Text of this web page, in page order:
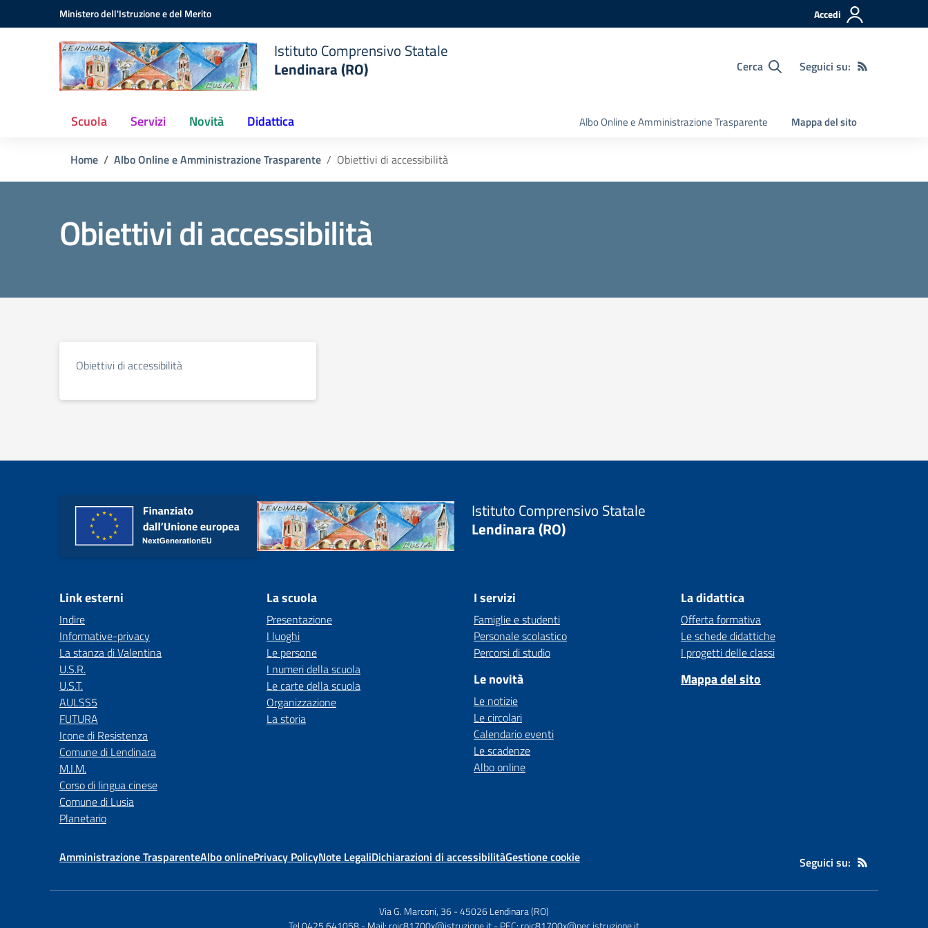
Vai ai contenuti
Vai al menu di navigazioneMinistero dell'Istruzione e del Merito Accedi
Comprensivo
Lendinara
Istituto Comprensivo Statale
Lendinara (RO)
Cerca Seguici su:
Scuola Servizi Novità Didattica Albo Online e Amministrazione Trasparente Mappa del sito
Home Albo Online e Amministrazione Trasparente Obiettivi di accessibilità
Obiettivi di accessibilità
Obiettivi di accessibilità
Istituto Comprensivo Statale
Lendinara (RO)
Link esterni
Indire
Informative-privacy
La stanza di Valentina
U.S.R.
U.S.T.
AULSS5
FUTURA
Icone di Resistenza
Comune di Lendinara
M.I.M.
Corso di lingua cinese
Comune di Lusia
Planetario
La scuola
Presentazione
I luoghi
Le persone
I numeri della scuola
Le carte della scuola
Organizzazione
La storia
I servizi
Famiglie e studenti
Personale scolastico
Percorsi di studio
Le novità
Le notizie
Le circolari
Calendario eventi
Le scadenze
Albo online
La didattica
Offerta formativa
Le schede didattiche
I progetti delle classi
Mappa del sito
Amministrazione TrasparenteAlbo onlinePrivacy PolicyNote LegaliDichiarazioni di accessibilitàGestione cookie Seguici su:
Via G. Marconi, 36-45026 Lendinara (RO)